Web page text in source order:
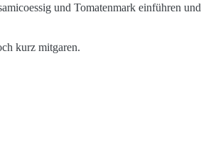
und Tomatenmark einführen und
kurz mitgaren.